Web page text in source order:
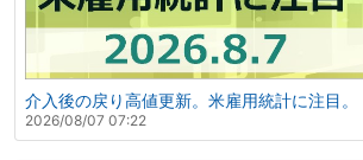
介入後の戻り高値更新。米雇用統計に注目。
2026/08/07 07:22